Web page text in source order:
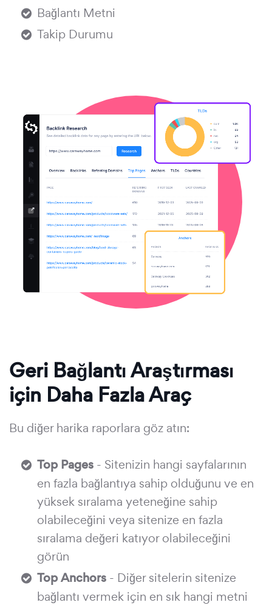
Bağlantı Metni
Takip Durumu
Geri Bağlantı Araştırması
için Daha Fazla Araç
Bu diğer harika raporlara göz atın:
Top Pages - Sitenizin hangi sayfalarının
en fazla bağlantıya sahip olduğunu ve en
yüksek sıralama yeteneğine sahip
olabileceğini veya sitenize en fazla
sıralama değeri katıyor olabileceğini
görün
Top Anchors - Diğer sitelerin sitenize
bağlantı vermek için en sık hangi metni